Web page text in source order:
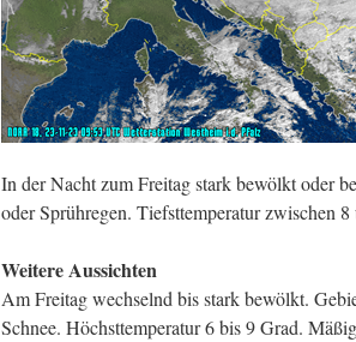
In der Nacht zum Freitag stark bewölkt oder
oder Sprühregen. Tiefsttemperatur zwischen
Weitere Aussichten
Am Freitag wechselnd bis stark bewölkt.
Schnee. Höchsttemperatur 6 bis 9 Grad.